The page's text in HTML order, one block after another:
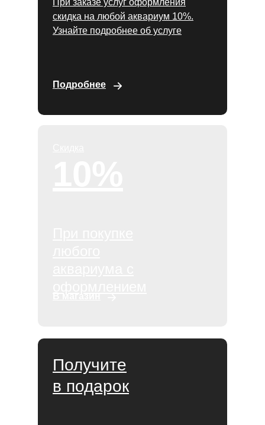
Получите
в подарок
При заказе услуг оформления
скидка на любой аквариум 10%.
Узнайте подробнее об услуге
Подробнее